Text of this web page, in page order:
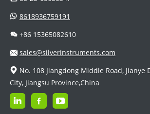
8618936759191
+86 15365082610
sales@silverinstruments.com
No. 108 Jiangdong Middle Road,
City, Jiangsu Province,China